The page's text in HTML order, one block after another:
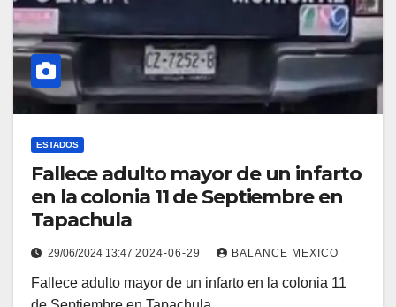
ESTADOS
Fallece adulto mayor de un infarto
en la colonia 11 de Septiembre en
Tapachula
29/06/2024 13:47 2024-06-29 BALANCE MEXICO
Fallece adulto mayor de un infarto en la colonia 11